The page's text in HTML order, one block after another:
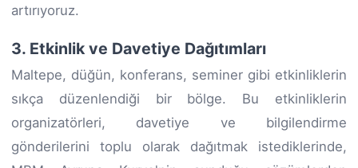
artırıyoruz.
3. Etkinlik ve Davetiye Dağıtımları
Maltepe, düğün, konferans, seminer gibi etkinliklerin
sıkça düzenlendiği bir bölge. Bu etkinliklerin
organizatörleri, davetiye ve bilgilendirme
gönderilerini toplu olarak dağıtmak istediklerinde,